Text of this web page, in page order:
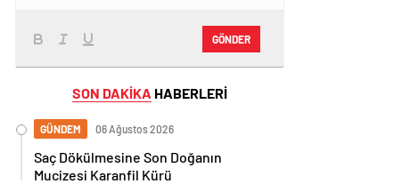
GÖNDER
SON DAKİKA HABERLERİ
GÜNDEM 06 Ağustos 2026
Saç Dökülmesine Son Doğanın
Mucizesi Karanfil Kürü